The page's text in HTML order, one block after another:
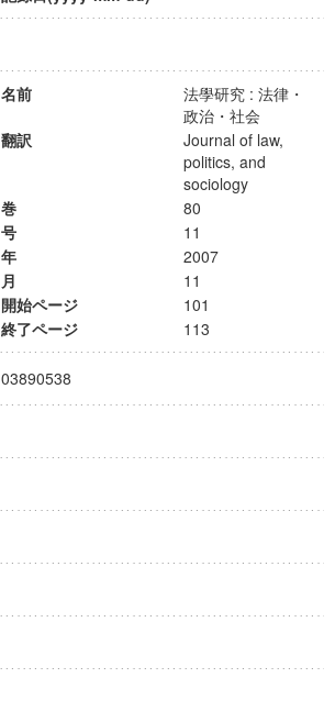
名前
法學研究 : 法律・
政治・社会
翻訳
Journal of law,
politics, and
sociology
巻
80
号
11
年
2007
月
11
開始ページ
101
終了ページ
113
03890538